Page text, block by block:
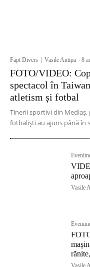
Fapt Divers Vasile Antipa -8
FOTO/VIDEO:
spectacol în
atletism și fotbal
Tinerii sportivi din
fotbaliști au ajuns până în
Vasile